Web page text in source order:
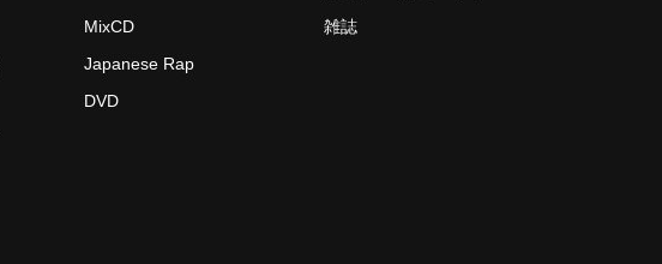
MixCD
Japanese Rap
DVD
雑誌